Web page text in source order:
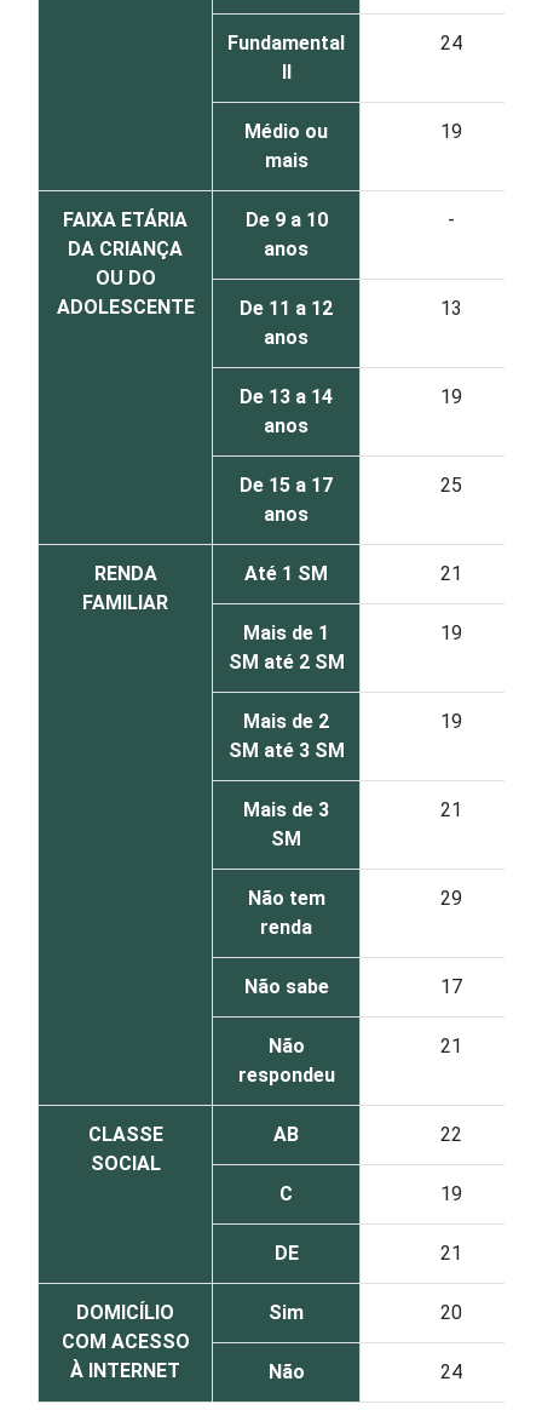
Fundamental
II
24
Médio ou
mais
19
FAIXA ETÁRIA
DA CRIANÇA
OU DO
ADOLESCENTE
De 9 a 10
anos
-
De 11 a 12
anos
13
De 13 a 14
anos
19
De 15 a 17
anos
25
RENDA
FAMILIAR
Até 1 SM 21
Mais de 1
SM até 2 SM
19
Mais de 2
SM até 3 SM
19
Mais de 3
SM
21
Não tem
renda
29
Não sabe 17
Não
respondeu
21
CLASSE
SOCIAL
AB 22
C 19
DE 21
DOMICÍLIO
COM ACESSO
À INTERNET
Sim 20
Não 24